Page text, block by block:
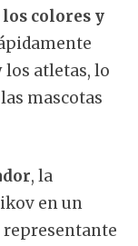
colores y
los atletas, lo
mascotas
, la
en un
representante